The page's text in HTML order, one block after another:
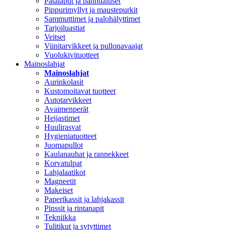
Pippurimyllyt ja maustepurkit
Sammuttimet ja palohälyttimet
Tarjoiluastiat
Veitset
Viinitarvikkeet ja pullonavaajat
Vuolukivituotteet
Mainoslahjat
Mainoslahjat
Aurinkolasit
Kustomoitavat tuotteet
Autotarvikkeet
Avaimenperät
Heijastimet
Huulirasvat
Hygieniatuotteet
Juomapullot
Kaulanauhat ja rannekkeet
Korvatulpat
Lahjalaatikot
Magneetit
Makeiset
Paperikassit ja lahjakassit
Pinssit ja rintanapit
Tekniikka
Tulitikut ja sytyttimet